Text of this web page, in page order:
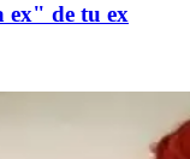
ex" de tu ex